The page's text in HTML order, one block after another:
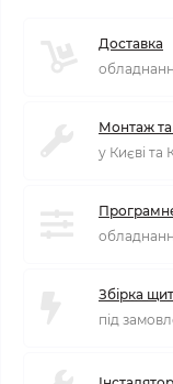
Доставка
Монтаж
у Києві та
Збірка
під